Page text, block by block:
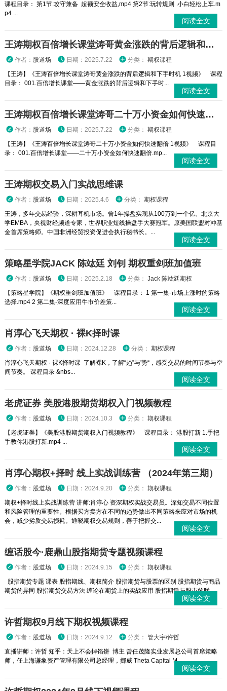
课程目录： 第1节:攻守兼备 超额安全收益,mp4 第2节:玩转规则 小白轻松上车.m
p4 ...
阅读全文
王涛期权百倍增长课堂涛哥黄金涨跌的背后逻辑和下手时机 1视频
作者： 股道场 日期：2025.7.22 分类： 期权课程
【王涛】《王涛百倍增长课堂涛哥黄金涨跌的背后逻辑和下手时机 1视频》 课程
目录： 001.百倍增长课堂——黄金涨跌的背后逻辑和下手时...
阅读全文
王涛期权百倍增长课堂涛哥二十万小资金如何快速翻倍 1视频
作者： 股道场 日期：2025.7.22 分类： 期权课程
【王涛】《王涛百倍增长课堂涛哥二十万小资金如何快速翻倍 1视频》 课程目
录： 001.百倍增长课堂——二十万小资金如何快速翻倍.mp...
阅读全文
王涛期权交易入门实战思维课
作者： 股道场 日期：2025.4.6 分类： 期权课程
王涛，多年交易经验，深耕耳机市场。曾1年操盘实现从100万到一个亿。北京大
学EMBA，央视财经频道专家，世界职业短线操盘手大赛冠军。原美国联盟对冲基
金首席策略师。中国非洲经贸投资促进会执行秘书长。...
阅读全文
策略星学院JACK 陈竑廷 刘钊 期权重剑班加值班
作者： 股道场 日期：2025.2.18 分类： Jack 陈竑廷期权
【策略星学院】《期权重剑班加值班》 课程目录： 1 第一集-市场上涨时的策略
选择.mp4 2 第二集-深度应用牛市价差策...
阅读全文
肖淳心飞天期权 · 裸K择时课
作者： 股道场 日期：2024.12.28 分类： 期权课程
肖淳心飞天期权 · 裸K择时课 了解裸K，了解“趋”与'势“，感受交易的时间节奏与空
间节奏。 课程目录 &nbs...
阅读全文
老虎证券 美股港股期货期权入门视频教程
作者： 股道场 日期：2024.10.3 分类： 期权课程
【老虎证券】《美股港股期货期权入门视频教程》 课程目录： 港股打新 1.手把
手教你港股打新.mp4 ...
阅读全文
肖淳心期权+择时 线上实战训练营 （2024年第三期）
作者： 股道场 日期：2024.9.20 分类： 期权课程
期权+择时线上实战训练营 讲师:肖淳心 资深期权实战交易员。深知交易不同位置
和风险管理的重要性。根据买方卖方在不同的趋势做出不同策略来应对市场的机
会，减少劣质交易损耗。通晓期权交易规则，善于把握交...
阅读全文
缠话股今·鹿鼎山股指期货专题视频课程
作者： 股道场 日期：2024.9.15 分类： 期权课程
股指期货专题 课表 股指期线、期权简介 股指期货与股票的区别 股指期货与商品
期货的异同 股指期货交易方法 缠论在期货上的实战应用 股指期赁与股市的联...
阅读全文
许哲期权9月线下期权视频课程
作者： 股道场 日期：2024.9.12 分类： 管大宇/许哲
直播讲师：许哲 知乎：天上不会掉馅饼 博主 曾任茂隆实业发展总公司首席策略
师，任上海谦象资产管理有限公司总经理，挪威 Theta Capital M...
阅读全文